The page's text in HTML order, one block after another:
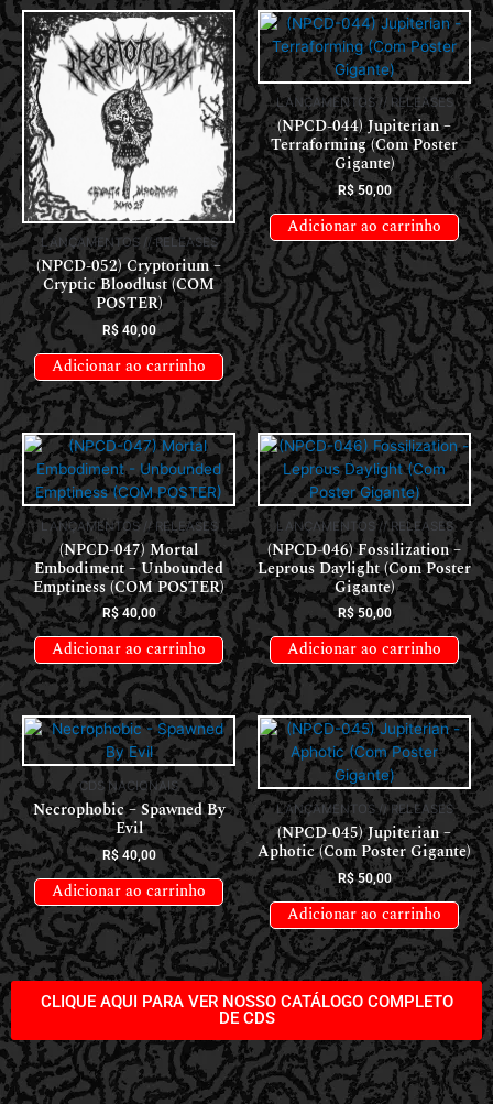
LANÇAMENTOS // RELEASES
(NPCD-052) Cryptorium –
Cryptic Bloodlust (COM
POSTER)
R$40,00
Adicionar ao carrinho
LANÇAMENTOS // RELEASES
(NPCD-044) Jupiterian –
Terraforming (Com Poster
Gigante)
R$50,00
Adicionar ao carrinho
LANÇAMENTOS // RELEASES
(NPCD-047) Mortal
Embodiment – Unbounded
Emptiness (COM POSTER)
R$40,00
Adicionar ao carrinho
LANÇAMENTOS // RELEASES
(NPCD-046) Fossilization –
Leprous Daylight (Com Poster
Gigante)
R$50,00
Adicionar ao carrinho
CDS NACIONAIS
Necrophobic – Spawned By
Evil
R$40,00
Adicionar ao carrinho
LANÇAMENTOS // RELEASES
(NPCD-045) Jupiterian –
Aphotic (Com Poster Gigante)
R$50,00
Adicionar ao carrinho
CLIQUE AQUI PARA VER NOSSO CATÁLOGO COMPLETO
DE CDS